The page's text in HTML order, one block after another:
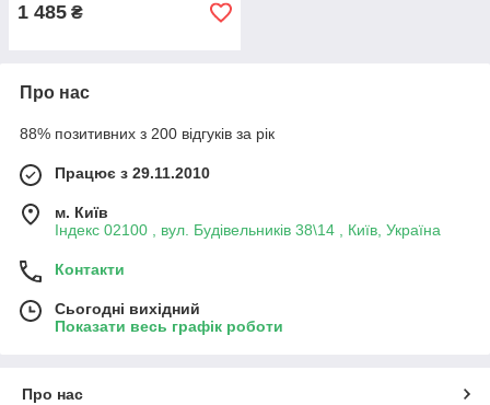
1 485 ₴
Про нас
88% позитивних з 200 відгуків за рік
Працює з 29.11.2010
м. Київ
Індекс 02100 , вул. Будівельників 38\14 , Київ, Україна
Контакти
Сьогодні вихідний
Показати весь графік роботи
Про нас